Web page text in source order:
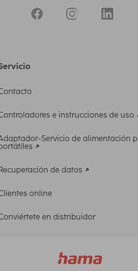
e instrucciones de uso
Servicio de alimentación
de datos
online
en distribuidor